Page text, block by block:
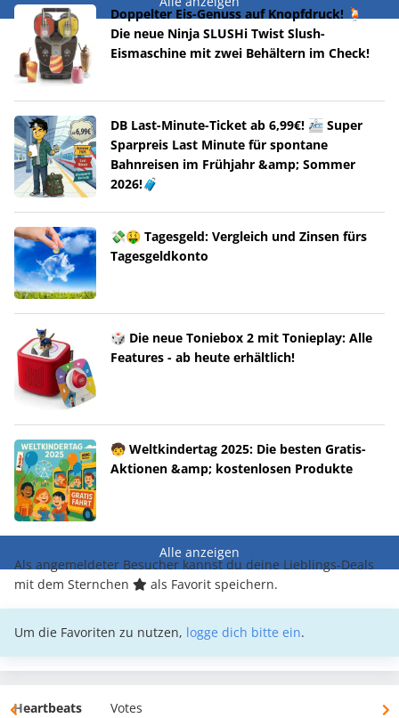
Doppelter Eis-Genuss auf Knopfdruck! 🍹
Die neue Ninja SLUSHi Twist Slush-
Eismaschine mit zwei Behältern im Check!
DB Last-Minute-Ticket ab 6,99€! 🚈 Super
Sparpreis Last Minute für spontane
Bahnreisen im Frühjahr &amp; Sommer
2026!🧳
💸🤑 Tagesgeld: Vergleich und Zinsen fürs
Tagesgeldkonto
🎲 Die neue Toniebox 2 mit Tonieplay: Alle
Features - ab heute erhältlich!
🧒 Weltkindertag 2025: Die besten Gratis-
Aktionen &amp; kostenlosen Produkte
Alle anzeigen
Als angemeldeter Besucher kannst du deine Lieblings-Deals
mit dem Sternchen
als Favorit speichern.
Um die Favoriten zu nutzen, logge dich bitte ein.
Heartbeats Votes